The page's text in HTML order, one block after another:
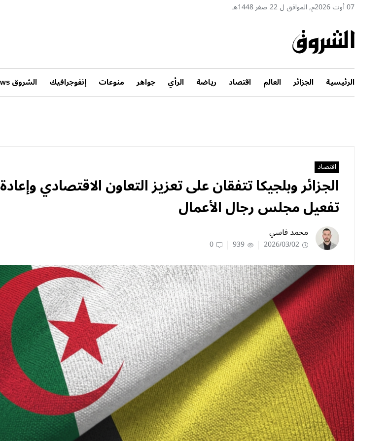
07 أوت 2026م, الموافق ل 22 صفر 1448هـ
الرئيسية الجزائر العالم اقتصاد رياضة الرأي جواهر منوعات إنفوجرافيك الشروق News
اقتصاد
الجزائر وبلجيكا تتفقان على تعزيز التعاون الاقتصادي وإعادة
تفعيل مجلس رجال الأعمال
محمد فاسي
2026/03/02
939
0